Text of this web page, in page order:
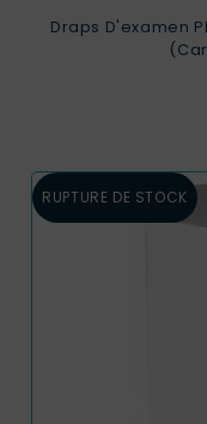
Draps D'examen
RUPTURE DE STOCK